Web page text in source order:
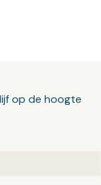
op de hoogte